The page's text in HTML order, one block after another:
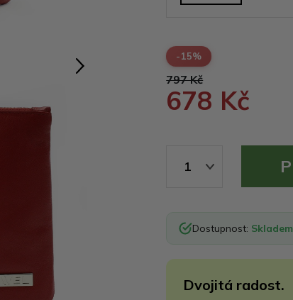
-15%
797 Kč
678 Kč
1
Dostupnost: Skladem
Dvojitá radost.